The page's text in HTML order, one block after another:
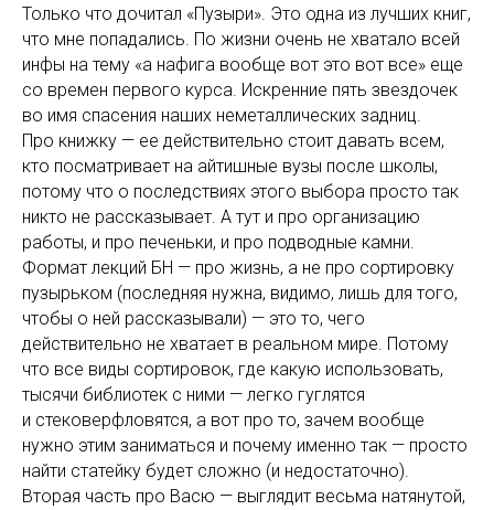
Только что дочитал «Пузыри». Это одна из лучших книг,
что мне попадались. По жизни очень не хватало всей
инфы на тему «а нафига вообще вот это вот все» еще
со времен первого курса. Искренние пять звездочек
во имя спасения наших неметаллических задниц.
Про книжку — ее действительно стоит давать всем,
кто посматривает на айтишные вузы после школы,
потому что о последствиях этого выбора просто так
никто не рассказывает. А тут и про организацию
работы, и про печеньки, и про подводные камни.
Формат лекций БН — про жизнь, а не про сортировку
пузырьком (последняя нужна, видимо, лишь для того,
чтобы о ней рассказывали) — это то, чего
действительно не хватает в реальном мире. Потому
что все виды сортировок, где какую использовать,
тысячи библиотек с ними — легко гуглятся
и стековерфловятся, а вот про то, зачем вообще
нужно этим заниматься и почему именно так — просто
найти статейку будет сложно (и недостаточно).
Вторая часть про Васю — выглядит весьма натянутой,